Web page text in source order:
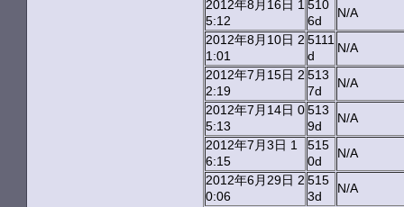
2012年8月16日 1
5:12
510
6d
N/A
2012年8月10日 2
1:01
5111
d
N/A
2012年7月15日 2
2:19
513
7d
N/A
2012年7月14日 0
5:13
513
9d
N/A
2012年7月3日 1
6:15
515
0d
N/A
2012年6月29日 2
0:06
515
3d
N/A